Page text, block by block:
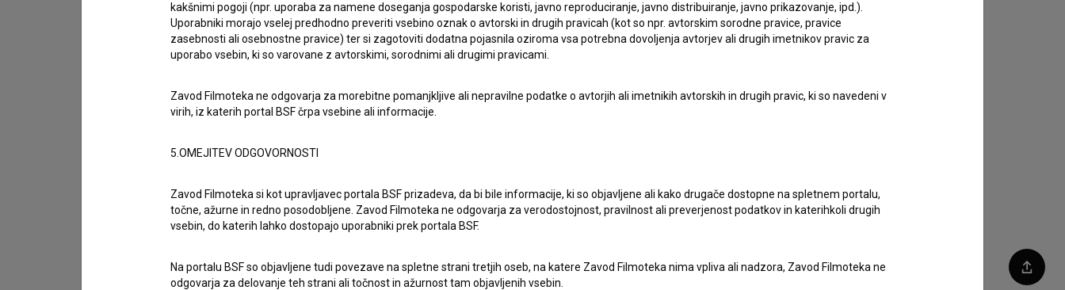
Sprejemamsplošne pogojein dajem
Deli
kakšnimi pogoji (npr. uporaba za namene doseganja gospodarske koristi, javno reproduciranje, javno distribuiranje, javno prikazovanje, ipd.).
Uporabniki morajo vselej predhodno preveriti vsebino oznak o avtorski in drugih pravicah (kot so npr. avtorskim sorodne pravice, pravice
zasebnosti ali osebnostne pravice) ter si zagotoviti dodatna pojasnila oziroma vsa potrebna dovoljenja avtorjev ali drugih imetnikov pravic za
uporabo vsebin, ki so varovane z avtorskimi, sorodnimi ali drugimi pravicami.
Zavod Filmoteka ne odgovarja za morebitne pomanjkljive ali nepravilne podatke o avtorjih ali imetnikih avtorskih in drugih pravic, ki so navedeni v
virih, iz katerih portal BSF črpa vsebine ali informacije.
5.OMEJITEV ODGOVORNOSTI
Zavod Filmoteka si kot upravljavec portala BSF prizadeva, da bi bile informacije, ki so objavljene ali kako drugače dostopne na spletnem portalu,
točne, ažurne in redno posodobljene. Zavod Filmoteka ne odgovarja za verodostojnost, pravilnost ali preverjenost podatkov in katerihkoli drugih
vsebin, do katerih lahko dostopajo uporabniki prek portala BSF.
Na portalu BSF so objavljene tudi povezave na spletne strani tretjih oseb, na katere Zavod Filmoteka nima vpliva ali nadzora, Zavod Filmoteka ne
odgovarja za delovanje teh strani ali točnost in ažurnost tam objavljenih vsebin.